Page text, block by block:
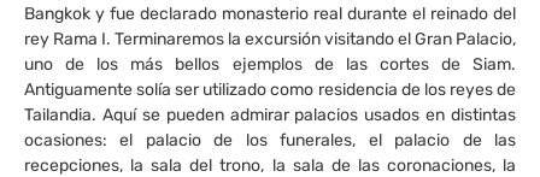
Bangkok y fue declarado monasterio real durante el reinado del
rey Rama I. Terminaremos la excursión visitando el Gran Palacio,
uno de los más bellos ejemplos de las cortes de Siam.
Antiguamente solía ser utilizado como residencia de los reyes de
Tailandia. Aquí se pueden admirar palacios usados en distintas
ocasiones: el palacio de los funerales, el palacio de las
recepciones, la sala del trono, la sala de las coronaciones, la